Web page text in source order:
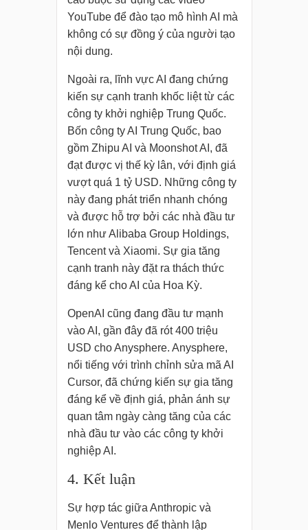
YouTube để đào tạo mô hình AI mà
không có sự đồng ý của người tạo
nội dung.
Ngoài ra, lĩnh vực AI đang chứng
kiến ​​sự cạnh tranh khốc liệt từ các
công ty khởi nghiệp Trung Quốc.
Bốn công ty AI Trung Quốc, bao
gồm Zhipu AI và Moonshot AI, đã
đạt được vị thế kỳ lân, với định giá
vượt quá 1 tỷ USD. Những công ty
này đang phát triển nhanh chóng
và được hỗ trợ bởi các nhà đầu tư
lớn như Alibaba Group Holdings,
Tencent và Xiaomi. Sự gia tăng
cạnh tranh này đặt ra thách thức
đáng kể cho AI của Hoa Kỳ.
OpenAI cũng đang đầu tư mạnh
vào AI, gần đây đã rót 400 triệu
USD cho Anysphere. Anysphere,
nổi tiếng với trình chỉnh sửa mã AI
Cursor, đã chứng kiến ​​sự gia tăng
đáng kể về định giá, phản ánh sự
quan tâm ngày càng tăng của các
nhà đầu tư vào các công ty khởi
nghiệp AI.
4. Kết luận
Sự hợp tác giữa Anthropic và
Menlo Ventures để thành lập